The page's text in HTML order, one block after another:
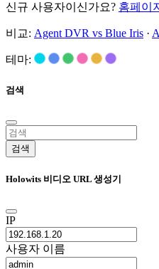
신규 사용자이신가요? 홈페이
비교: Agent DVR vs Blue Iris ·
테마:
검색
검색
Holowits 비디오 URL 생성기
IP
사용자 이름